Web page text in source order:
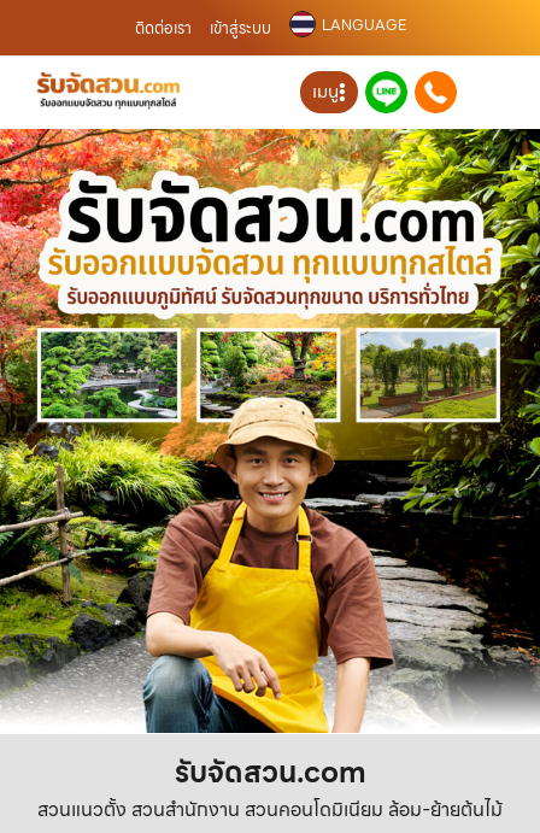
ติดต่อเรา เข้าสู่ระบบ LANGUAGE
เมนู
รับจัดสวน.com
สวนแนวตั้ง สวนสำนักงาน สวนคอนโดมิเนียม ล้อม-ย้ายต้นไม้